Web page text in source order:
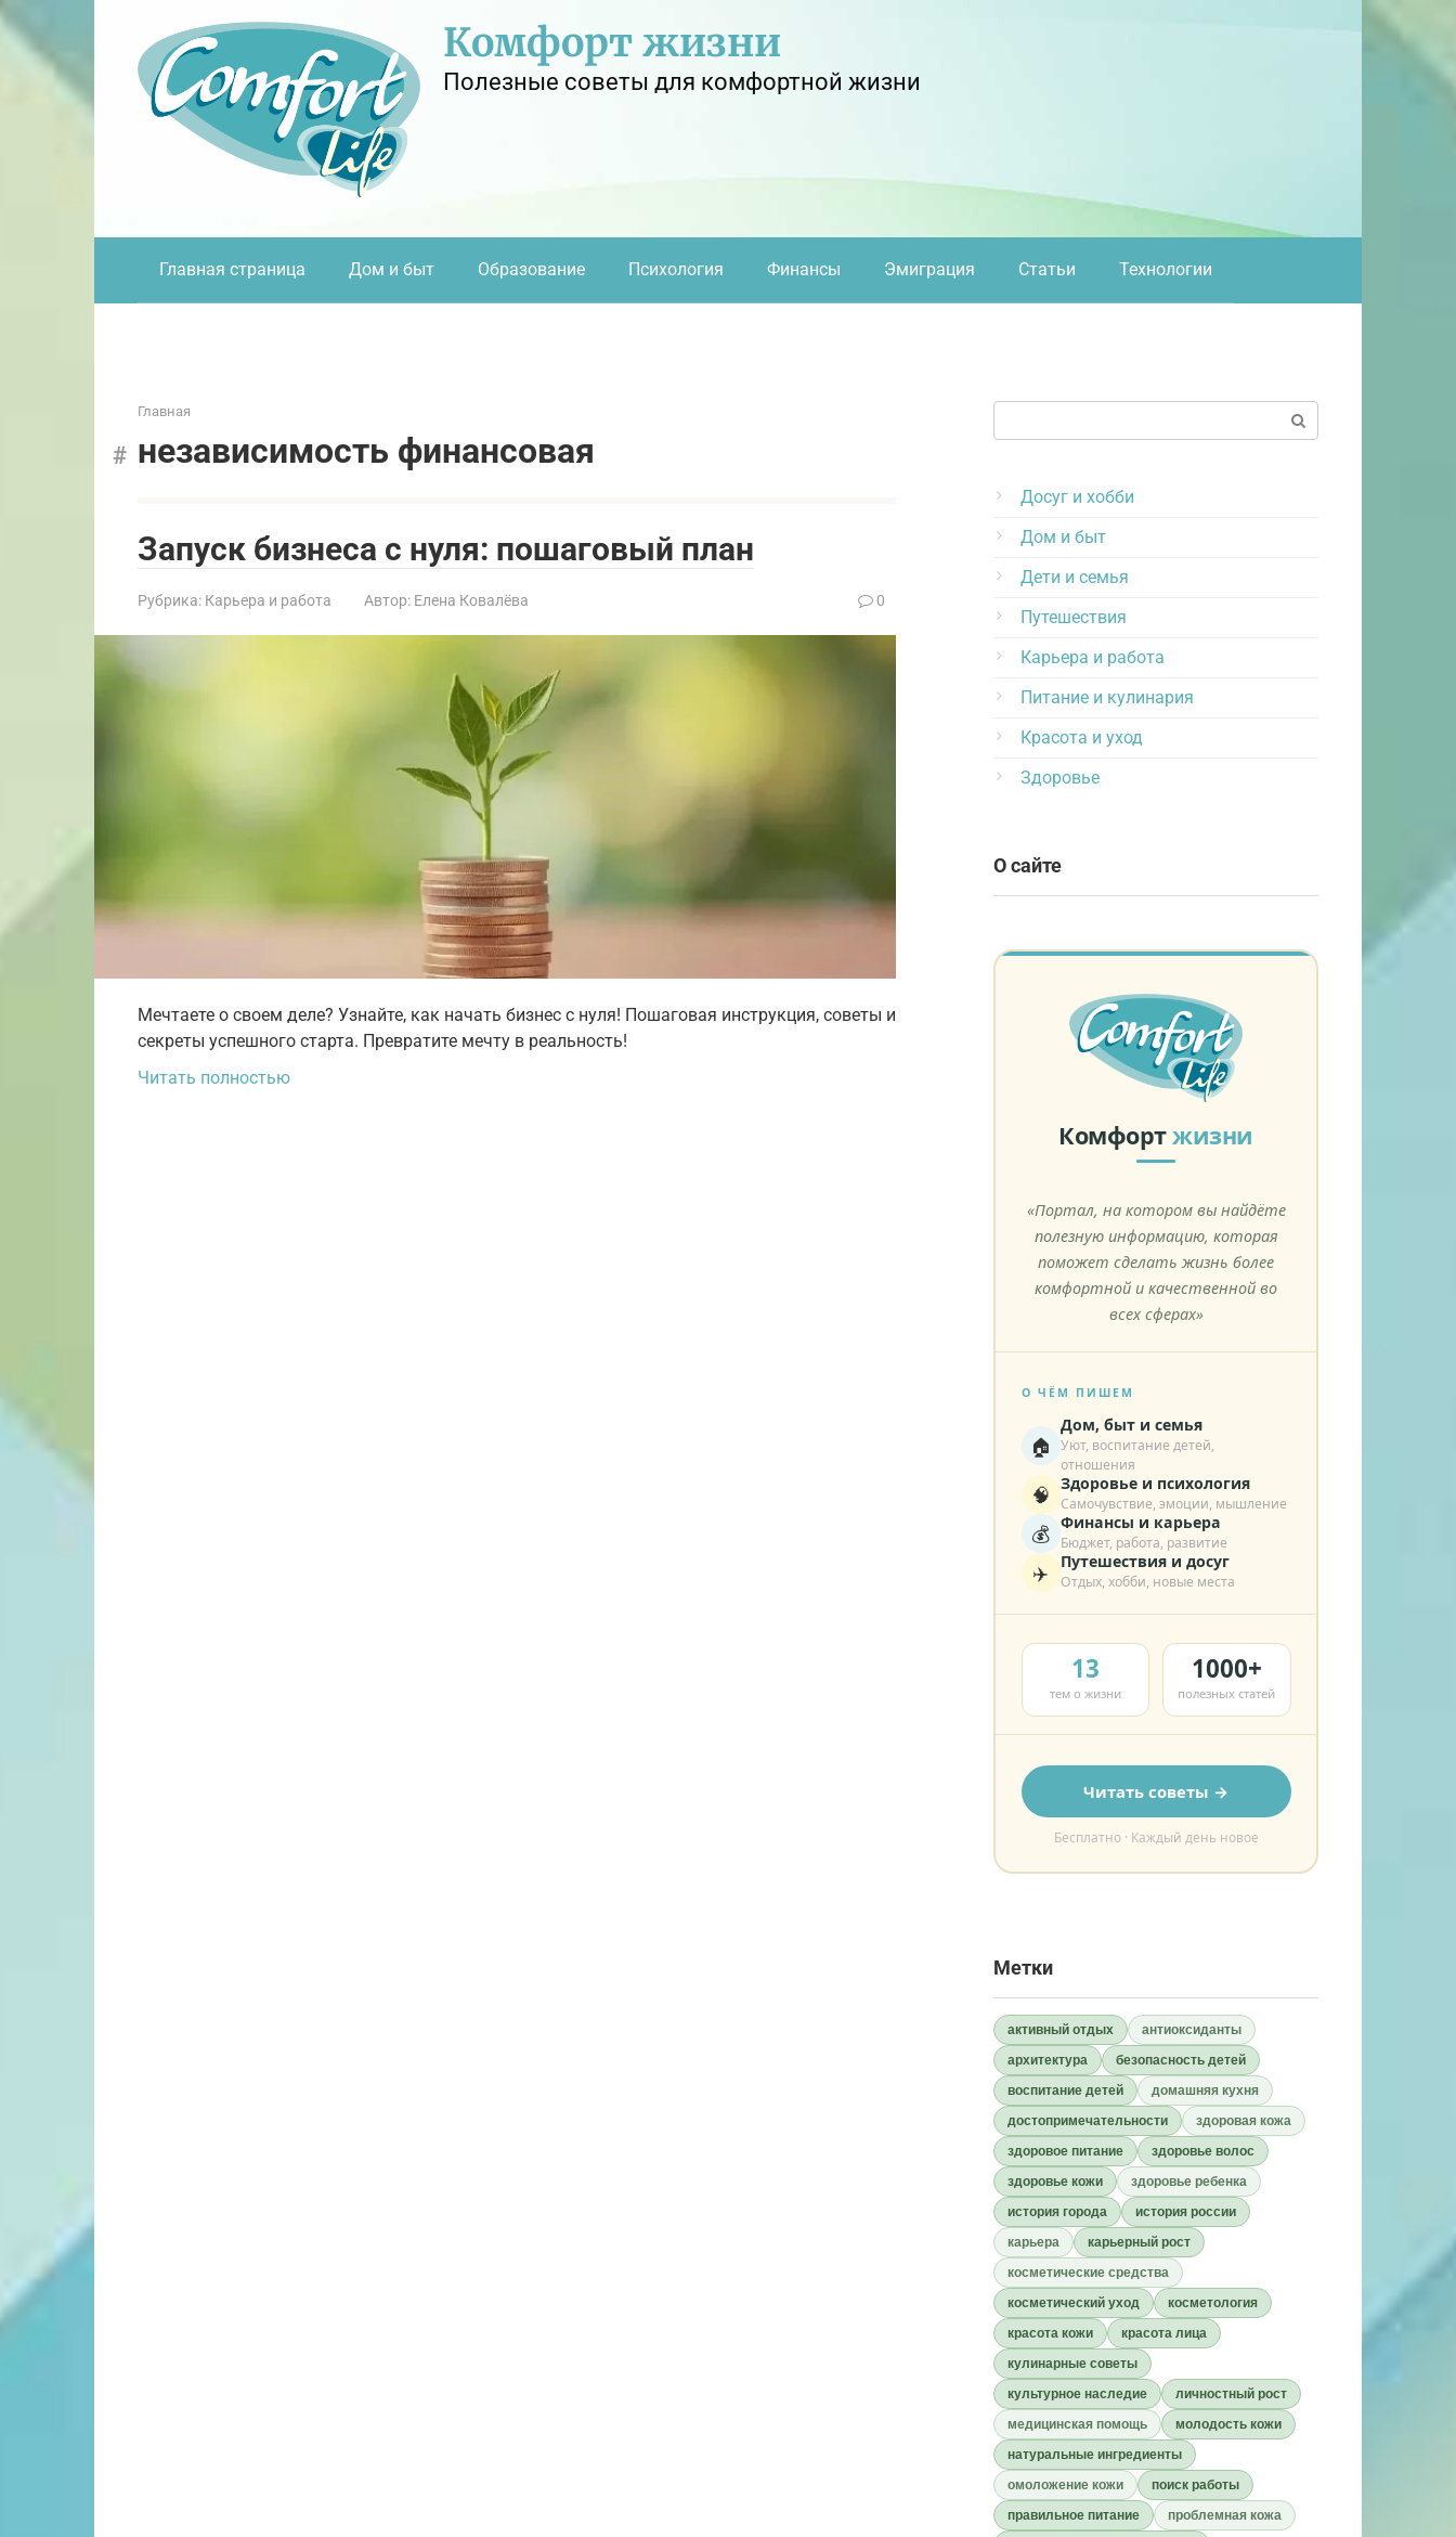
Перейти
контенту
Комфорт жизни
Полезные советы для комфортной жизни
Главная страница Дом и быт Образование Психология Финансы Эмиграция Статьи Технологии
Главная
независимость финансовая
Запуск бизнеса с нуля: пошаговый план
Рубрика: Карьера и работа Автор: Елена Ковалёва 0
Мечтаете о своем деле? Узнайте, как начать бизнес с нуля! Пошаговая инструкция, советы и
секреты успешного старта. Превратите мечту в реальность!
Читать полностью
Досуг и хобби
Дом и быт
Дети и семья
Путешествия
Карьера и работа
Питание и кулинария
Красота и уход
Здоровье
О сайте
Комфортжизни
«Портал, на котором вы найдёте
полезную информацию, которая
поможет сделать жизнь более
комфортной и качественной во
всех сферах»
О ЧЁМ ПИШЕМ
🏠
Дом, быт и семья
Уют, воспитание детей,
отношения
🧠 Здоровье и психология
Самочувствие, эмоции, мышление
💰 Финансы и карьера
Бюджет, работа, развитие
✈️ Путешествия и досуг
Отдых, хобби, новые места
13
тем о жизни
1000+
полезных статей
Читать советы →
Бесплатно · Каждый день новое
Метки
активный отдых
антиоксиданты
архитектура
безопасность детей
воспитание детей
домашняя кухня
достопримечательности
здоровая кожа
здоровое питание
здоровье волос
здоровье кожи
здоровье ребенка
история города
история россии
карьера
карьерный рост
косметические средства
косметический уход
косметология
красота кожи
красота лица
кулинарные советы
культурное наследие
личностный рост
медицинская помощь
молодость кожи
натуральные ингредиенты
омоложение кожи
поиск работы
правильное питание
проблемная кожа